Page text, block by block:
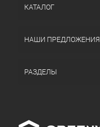
КАТАЛОГ
НАШИ ПРЕДЛОЖЕНИЯ
РАЗДЕЛЫ